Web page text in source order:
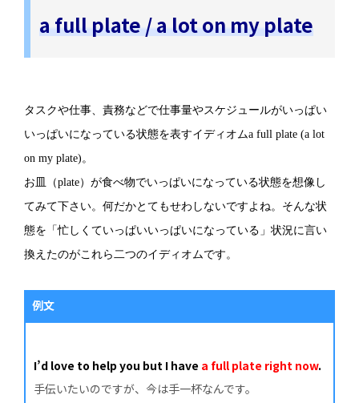
a full plate / a lot on my plate
タスクや仕事、責務などで仕事量やスケジュールがいっぱい
いっぱいになっている状態を表すイディオムa full plate (a lot
on my plate)。
お皿（plate）が食べ物でいっぱいになっている状態を想像し
てみて下さい。何だかとてもせわしないですよね。そんな状
態を「忙しくていっぱいいっぱいになっている」状況に言い
換えたのがこれら二つのイディオムです。
例文
I’d love to help you but I have a full plate right now.
手伝いたいのですが、今は手一杯なんです。